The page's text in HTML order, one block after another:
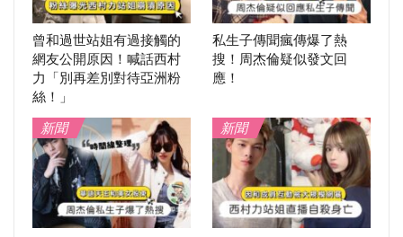
曾和過世站姐有過接觸的
網友公開原因！喊話西村
力「別再差別對待亞洲粉
絲！」
私生子傳聞瘋傳爆了熱
搜！周杰倫疑似發文回
應！
新聞 新聞